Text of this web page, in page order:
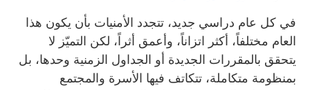
في كل عام دراسي جديد، تتجدد الأمنيات بأن يكون هذا
العام مختلفاً، أكثر اتزاناً، وأعمق أثراً، لكن التميّز لا
يتحقق بالمقررات الجديدة أو الجداول الزمنية وحدها، بل
بمنظومة متكاملة، تتكاتف فيها الأسرة والمجتمع